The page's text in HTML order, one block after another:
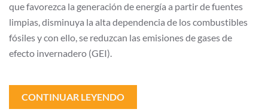
que favorezca la generación de energía a partir de fuentes
limpias, disminuya la alta dependencia de los combustibles
fósiles y con ello, se reduzcan las emisiones de gases de
efecto invernadero (GEI).
CONTINUAR LEYENDO